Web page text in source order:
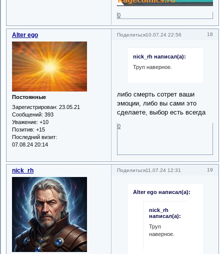
0
Поделиться 18
10.07.24 22:56
Alter ego
Постоянные
Зарегистрирован: 23.05.21
Сообщений: 393
Уважение: +10
Позитив: +15
Последний визит:
07.08.24 20:14
nick_rh написал(а):
Труп наверное.
либо смерть сотрет ваши
эмоции, либо вы сами это
сделаете, выбор есть всегда
0
Поделиться 19
11.07.24 12:31
nick_rh
Alter ego написал(а):
nick_rh
написал(а):
Труп
наверное.